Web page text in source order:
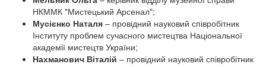
НКММК "Мистецький Арсенал";
Мусієнко Наталя – провідний науковий співробітник
Інституту проблем сучасного мистецтва Національної
академії мистецтв України;
Нахманович Віталій – провідний науковий співробітник